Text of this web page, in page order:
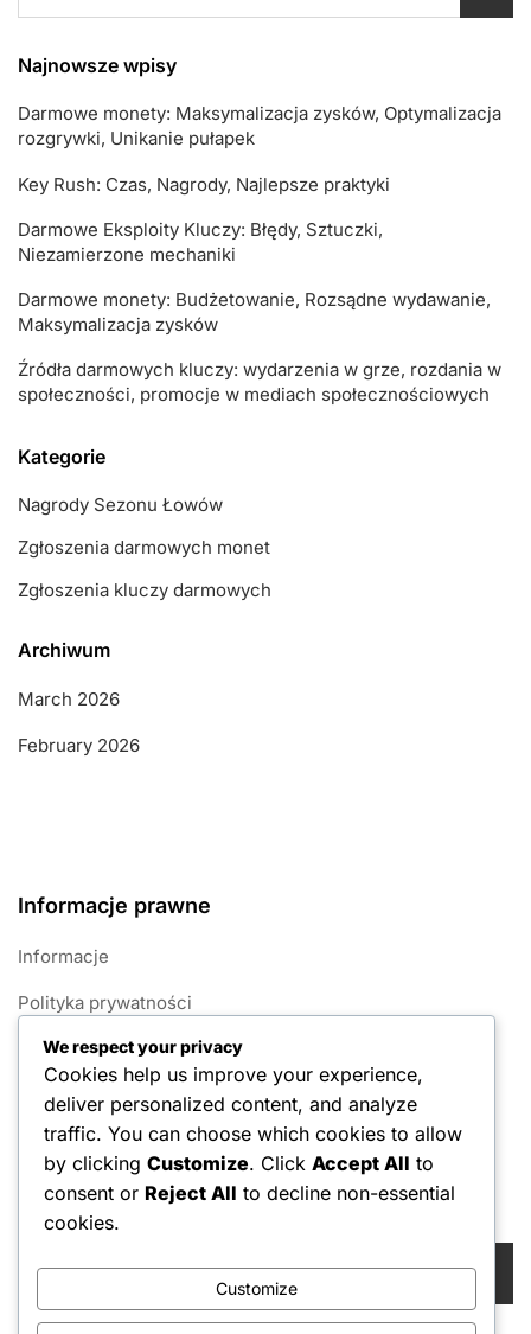
Najnowsze wpisy
Darmowe monety: Maksymalizacja zysków, Optymalizacja
rozgrywki, Unikanie pułapek
Key Rush: Czas, Nagrody, Najlepsze praktyki
Darmowe Eksploity Kluczy: Błędy, Sztuczki,
Niezamierzone mechaniki
Darmowe monety: Budżetowanie, Rozsądne wydawanie,
Maksymalizacja zysków
Źródła darmowych kluczy: wydarzenia w grze, rozdania w
społeczności, promocje w mediach społecznościowych
Kategorie
Nagrody Sezonu Łowów
Zgłoszenia darmowych monet
Zgłoszenia kluczy darmowych
Archiwum
March 2026
February 2026
Informacje prawne
Informacje
Polityka prywatności
Polityka plików cookie
Regulamin
Skontaktuj się z nami
Szukaj
We respect your privacy
Cookies help us improve your experience,
deliver personalized content, and analyze
traffic. You can choose which cookies to allow
by clicking Customize. Click Accept All to
consent or Reject All to decline non-essential
cookies.
Customize